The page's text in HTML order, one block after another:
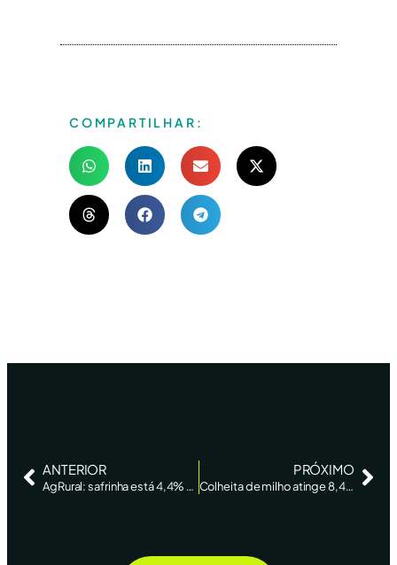
COMPARTILHAR:
ANTERIOR
AgRural: safrinha está 4,4% colhida no Centro-Sul ante 2,4% na semana anterior
PRÓXIMO
Colheita de milho atinge 8,4% da área, diz AgRural